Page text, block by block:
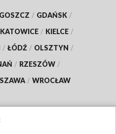
/ GDAŃSK /
KATOWICE / KIELCE /
/ ŁÓDŹ / OLSZTYN /
/ RZESZÓW /
/ WROCŁAW